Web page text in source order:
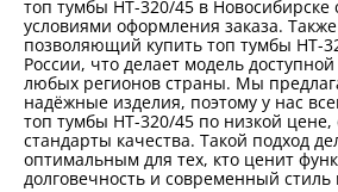
топ тумбы НТ-320/45 в Новосибирске
условиями оформления заказа.
позволяющий купить топ тумбы НТ-
России, что делает модель
любых регионов страны. Мы
надёжные изделия, поэтому у нас
топ тумбы НТ-320/45 по низкой цене,
стандарты качества. Такой подход
оптимальным для тех, кто ценит
долговечность и современный стиль